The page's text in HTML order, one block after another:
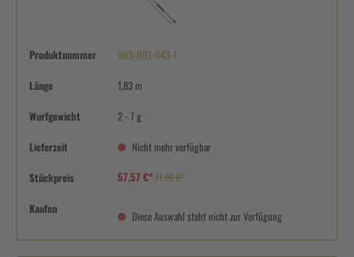
Produktnummer WES-001-043-1
Länge 1,83 m
Wurfgewicht 2 - 7 g
Lieferzeit Nicht mehr verfügbar
Stückpreis 57,57 €*71,96 €*
Kaufen
Diese Auswahl steht nicht zur Verfügung